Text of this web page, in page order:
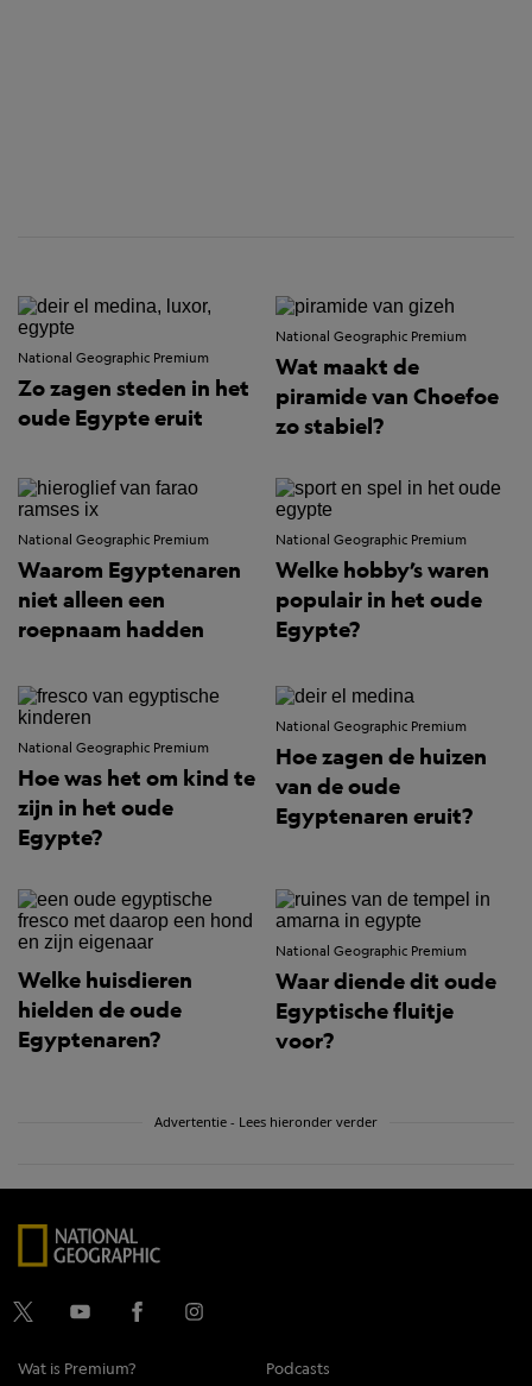
National Geographic Premium
Zo zagen steden in het
oude Egypte eruit
National Geographic Premium
Wat maakt de
piramide van Choefoe
zo stabiel?
National Geographic Premium
Waarom Egyptenaren
niet alleen een
roepnaam hadden
National Geographic Premium
Welke hobby’s waren
populair in het oude
Egypte?
National Geographic Premium
Hoe was het om kind te
zijn in het oude
Egypte?
National Geographic Premium
Hoe zagen de huizen
van de oude
Egyptenaren eruit?
Welke huisdieren
hielden de oude
Egyptenaren?
National Geographic Premium
Waar diende dit oude
Egyptische fluitje
voor?
Advertentie - Lees hieronder verder
Wat is Premium? Podcasts